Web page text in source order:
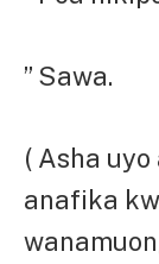
” Sawa.
( Asha
anafika